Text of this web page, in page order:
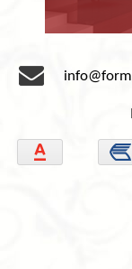
прямые
года. Мы